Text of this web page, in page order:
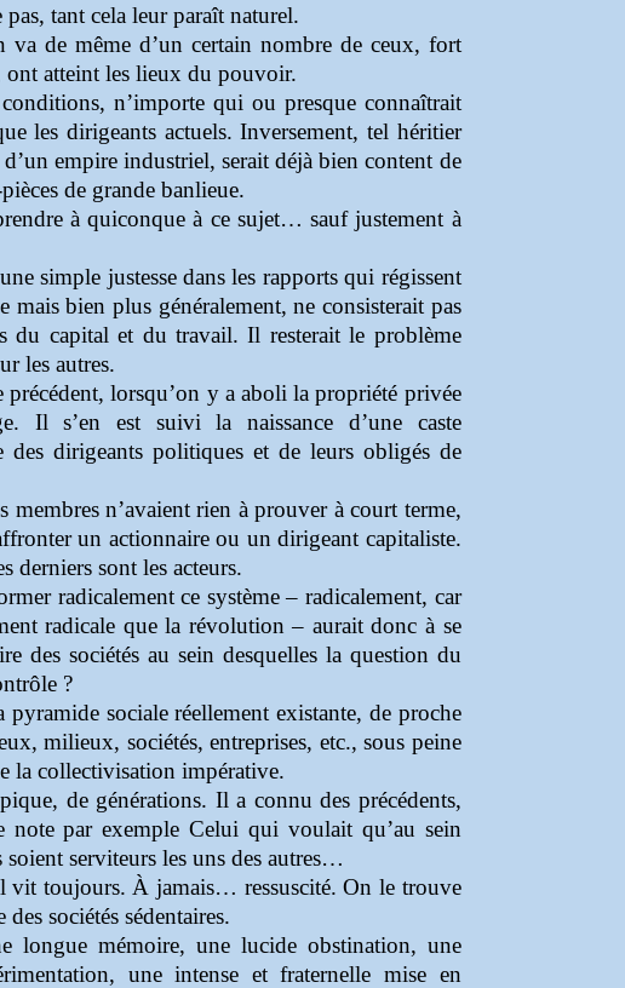
tant cela leur paraît naturel.
de même d’un certain nombre de ceux, fort
ont atteint les lieux du pouvoir.
n’importe qui ou presque connaîtrait
les dirigeants actuels. Inversement, tel héritier
empire industriel, serait déjà bien content de
de grande banlieue.
à quiconque à ce sujet… sauf justement à
simple justesse dans les rapports qui régissent
mais bien plus généralement, ne consisterait pas
du capital et du travail. Il resterait le problème
les autres.
précédent, lorsqu’on y a aboli la propriété privée
Il s’en est suivi la naissance d’une caste
des dirigeants politiques et de leurs obligés de
membres n’avaientrien à prouver à court terme,
un actionnaire ou un dirigeant capitaliste.
derniers sont les acteurs.
radicalement ce système – radicalement, car
radicale que la révolution – aurait donc à se
des sociétés au sein desquelles la question du
?
pyramide sociale réellement existante, de proche
milieux, sociétés, entreprises, etc., sous peine
la collectivisation impérative.
de générations. Il a connu des précédents,
note par exemple Celui qui voulait qu’au sein
serviteurs les uns des autres…
vit toujours. À jamais… ressuscité. On le trouve
sociétés sédentaires.
longue mémoire, une lucide obstination, une
une intense et fraternelle mise en